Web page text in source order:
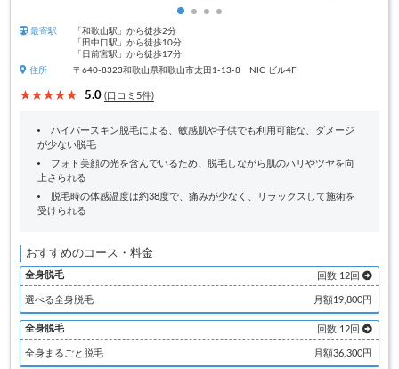
最寄駅
「和歌山駅」から徒歩2分
「田中口駅」から徒歩10分
「日前宮駅」から徒歩17分
住所
〒640-8323和歌山県和歌山市太田1-13-8 NIC ビル4F
5.0 (口コミ5件)
ハイパースキン脱毛による、敏感肌や子供でも利用可能な、ダメージ
が少ない脱毛
フォト美顔の光を含んでいるため、脱毛しながら肌のハリやツヤを向
上さられる
脱毛時の体感温度は約38度で、痛みが少なく、リラックスして施術を
受けられる
おすすめのコース・料金
全身脱毛 回数 12回
選べる全身脱毛 月額19,800円
全身脱毛 回数 12回
全身まるごと脱毛 月額36,300円